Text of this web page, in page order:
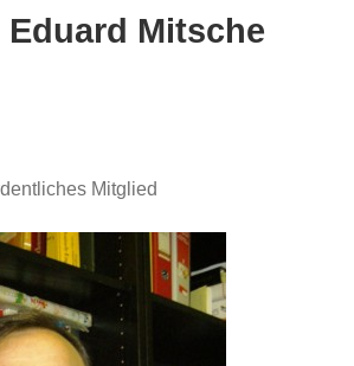
Eduard Mitsche
Mitglied